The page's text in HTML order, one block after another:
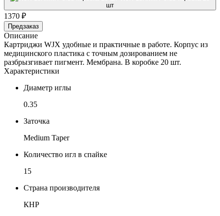
шт
1370 ₽
Предзаказ
Описание
Картриджи WJX удобные и практичные в работе. Корпус из
медицинского пластика с точным дозированием не
разбрызгивает пигмент. Мембрана. В коробке 20 шт.
Характеристики
Диаметр иглы
0.35
Заточка
Medium Taper
Количество игл в спайке
15
Страна производителя
КНР